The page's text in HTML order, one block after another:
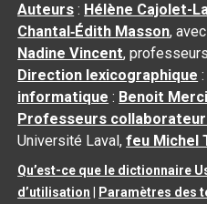
Auteurs : Hélène Cajolet-
Chantal‑Édith Masson,
Nadine Vincent,
Direction lexicographique
informatique : Benoit
Professeurs
Université Laval,feu Michel
Qu’est-ce que le dictionnaire
d’utilisation
Paramètres des